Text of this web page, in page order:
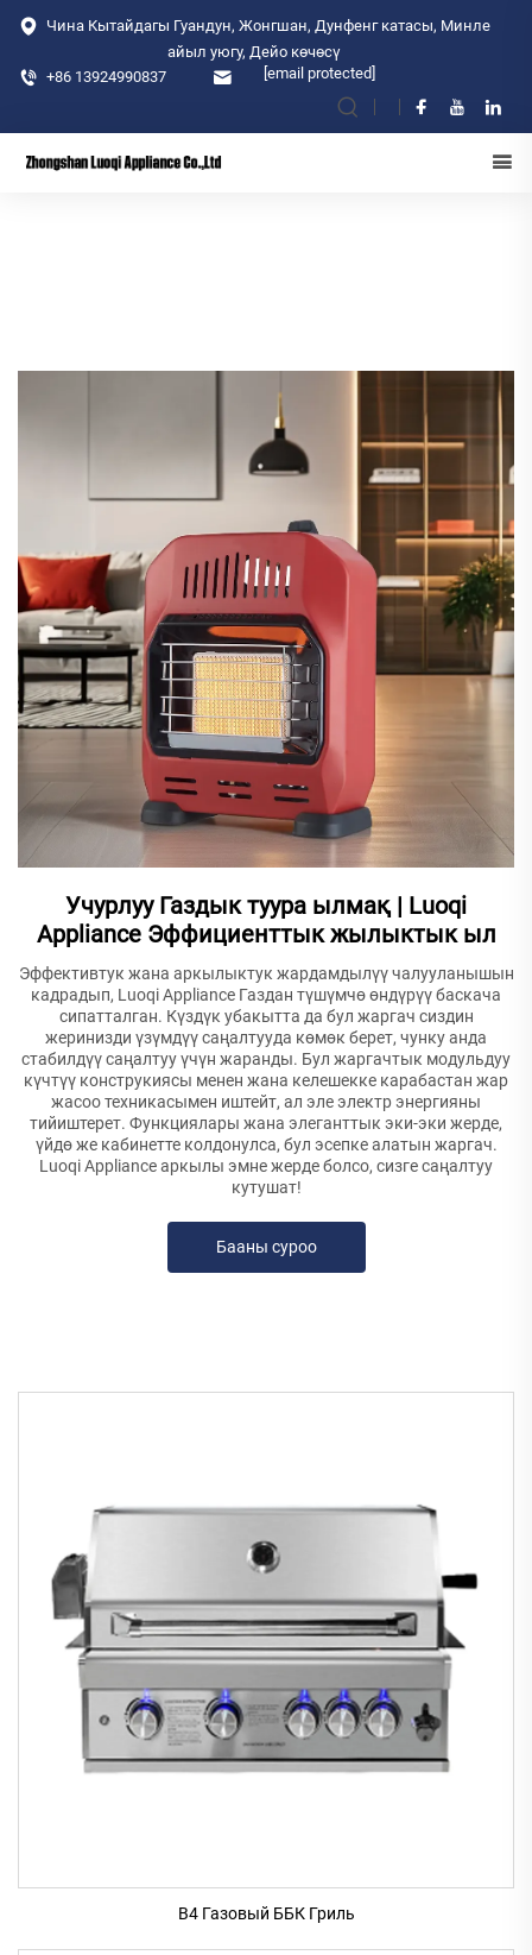
Чина Кытайдагы Гуандун, Жонгшан, Дунфенг катасы, Минле
айыл уюгу, Дейо көчөсү
+86 13924990837
[email protected]
Учурлуу Газдык туура ылмақ | Luoqi
Appliance Эффициенттык жылыктык ыл
Эффективтук жана аркылыктук жардамдылүү чалууланышын
кадрадып, Luoqi Appliance Газдан түшүмчө өндүрүү баскача
сипатталган. Күздүк убакытта да бул жаргач сиздин
жеринизди үзүмдүү саңалтууда көмөк берет, чунку анда
стабилдүү саңалтуу үчүн жаранды. Бул жаргачтык модульдуу
күчтүү конструкиясы менен жана келешекке карабастан жар
жасоо техникасымен иштейт, ал эле электр энергияны
тийиштерет. Функциялары жана элеганттык эки-эки жерде,
үйдө же кабинетте колдонулса, бул эсепке алатын жаргач.
Luoqi Appliance аркылы эмне жерде болсо, сизге саңалтуу
кутушат!
Бааны суроо
B4 Газовый ББК Гриль